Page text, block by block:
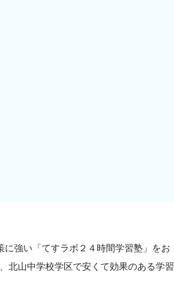
強い「てすラボ２４時間学習塾」をお
北山中学校学区で安くて効果のある学習